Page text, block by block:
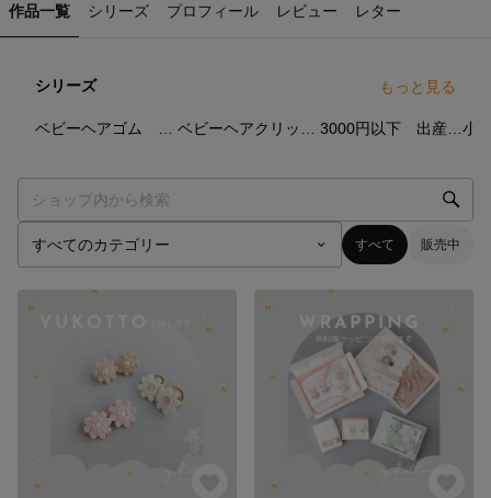
作品一覧 シリーズ プロフィール レビュー レター
シリーズ もっと見る
すべて 販売中